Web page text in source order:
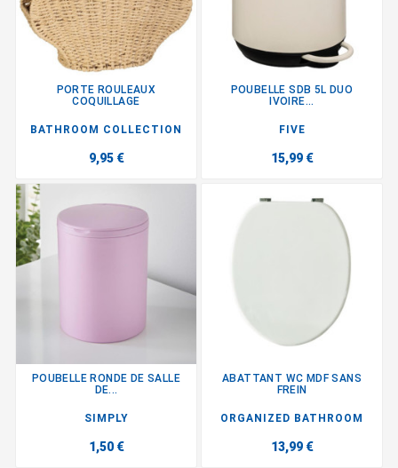
PORTE ROULEAUX
COQUILLAGE
BATHROOM COLLECTION
9,95 €
POUBELLE SDB 5L DUO
IVOIRE...
FIVE
15,99 €
POUBELLE RONDE DE SALLE
DE...
SIMPLY
1,50 €
ABATTANT WC MDF SANS
FREIN
ORGANIZED BATHROOM
13,99 €